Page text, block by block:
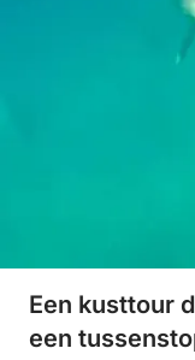
Een kusttour
een